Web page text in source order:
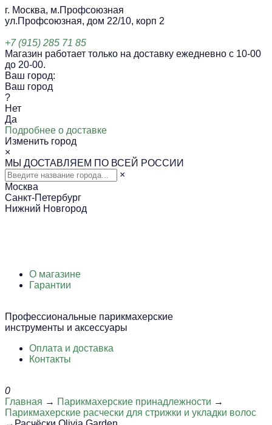
г. Москва, м.Профсоюзная
ул.Профсоюзная, дом 22/10, корп 2
+7 (915) 285 71 85
Магазин работает только на доставку ежедневно с 10-00
до 20-00.
Ваш город:
Ваш город
?
Нет
Да
Подробнее о доставке
Изменить город
×
МЫ ДОСТАВЛЯЕМ ПО ВСЕЙ РОССИИ
×
Москва
Санкт-Петербург
Нижний Новгород
О магазине
Гарантии
Профессиональные парикмахерские
инструменты и аксессуары
Оплата и доставка
Контакты
0
Главная → Парикмахерские принадлежности →
Парикмахерские расчески для стрижки и укладки волос